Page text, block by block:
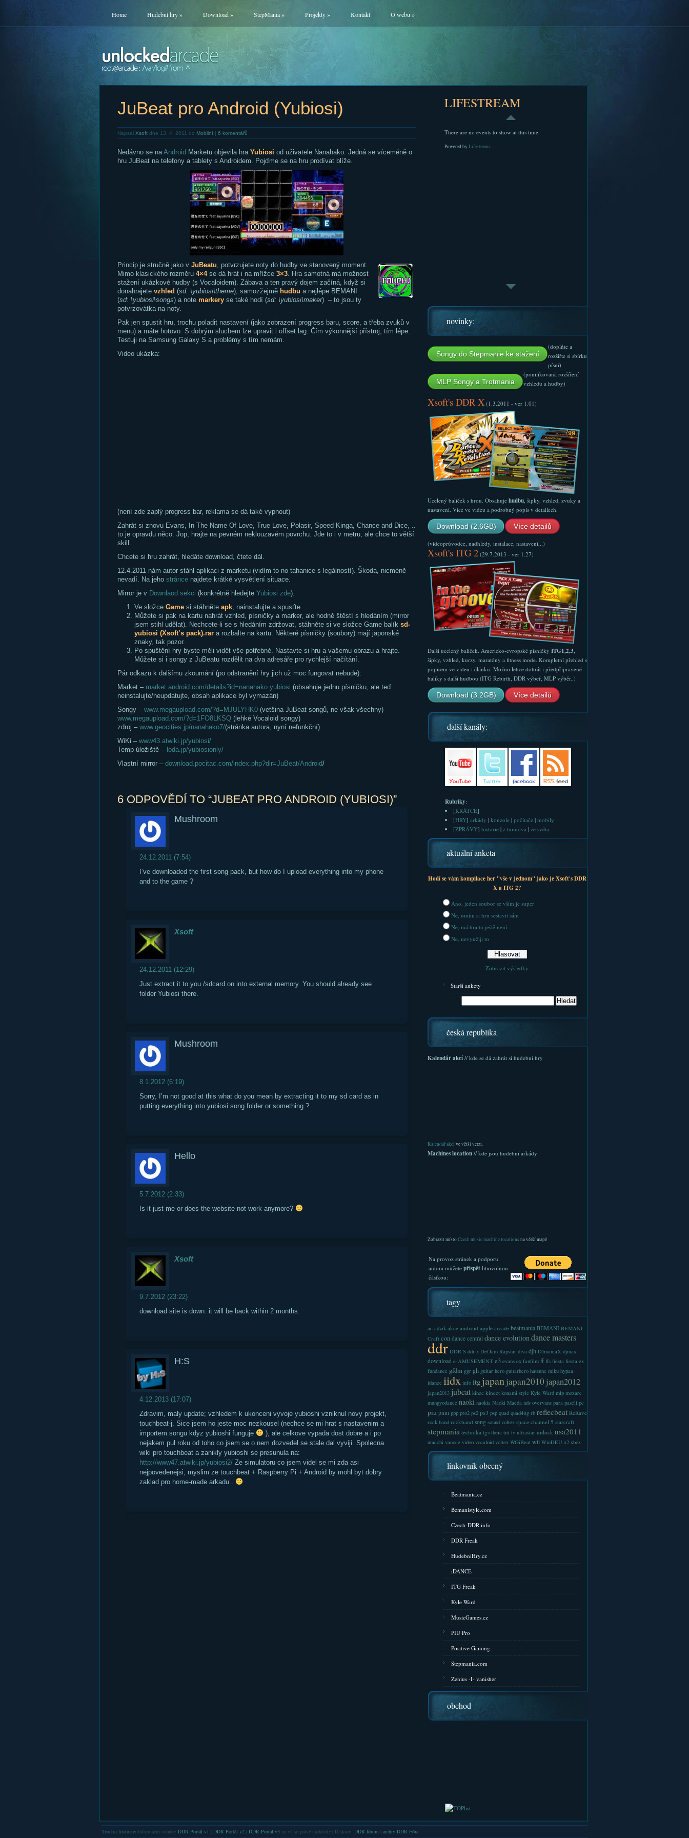
Home Hudební hry» Download» StepMania» Projekty» Kontakt O webu »
JuBeat pro Android (Yubiosi)
Napsal Xsoftdne 13. 4. 2011 do Mobilní| 6 komentářů
Nedávno se naAndroid Marketu objevila hra Yubiosi od uživatele Nanahako. Jedná se víceméně o
hru JuBeat na telefony a tablety s Androidem. Pojďme se na hru prodívat blíže.
Princip je stručně jako v JuBeatu, potvrzujete noty do hudby ve stanovený moment.
Mimo klasického rozměru 4×4se dá hrát i na mřížce 3×3. Hra samotná má možnost
stažení ukázkové hudby (s Vocaloidem). Zábava a ten pravý dojem začíná, když si
donahrajete vzhled (sd: \yubiosi\theme), samozžejmě hudbu a nejlépe BEMANI
(sd: \yubiosi\songs) a note markeryse také hodí (sd: \yubiosi\maker) – to jsou ty
potvrzovátka na noty.
Pak jen spustit hru, trochu poladit nastavení (jako zobrazení progress baru, score, a třeba zvuků v
menu) a máte hotovo. S dobrým sluchem lze upravit i offset lag. Čím výkonnější přístroj, tím lépe.
Testuji na Samsung Galaxy S a problémy s tím nemám.
Video ukázka:
(není zde zaplý progress bar, reklama se dá také vypnout)
Zahrát si znovu Evans, In The Name Of Love, True Love, Polasir, Speed Kinga, Chance and Dice, ..
to je opravdu něco. Jop, hrajte na pevném neklouzavém povrchu. Jde to i v metru, ale chce to větší
skill.
Chcete si hru zahrát, hledáte download, čtete dál.
12.4.2011 nám autor stáhl aplikaci z marketu (vidím to no tahanice s legálností). Škoda, nicméně
nevadí. Na jeho stráncenajdete krátké vysvětlení situace.
Mirror je v Downlaod sekci (konkrétně hledejte Yubiosi zde).
Ve složce Gamesi stáhněte apk, nainstalujte a spusťte.
Můžete si pak na kartu nahrát vzhled, písničky a marker, ale hodně štěstí s hledáním (mirror
jsem stihl udělat). Nechcete-li se s hledáním zdržovat, stáhněte si ve složce Game balík sd-
yubiosi (Xsoft’s pack).rara rozbalte na kartu. Některé písničky (soubory) mají japonské
znaky, tak pozor.
Po spuštění hry byste měli vidět vše potřebné. Nastavte si hru a vašemu obrazu a hrajte.
Můžete si i songy z JuBeatu rozdělit na dva adresáře pro rychlejší načítání.
Pár odkazů k dalšímu zkoumání (po odstranění hry jich už moc fungovat nebude):
Market – market.android.com/details?id=nanahako.yubiosi (obsahuje jednu písničku, ale teď
neinstalujte/neupdatujte, obsah aplikace byl vymazán)
Songy – www.megaupload.com/?d=MJULYHK0(vetšina JuBeat songů, ne však všechny)
www.megaupload.com/?d=1FO8LKSQ(lehké Vocaloid songy)
zdroj – www.geocities.jp/nanahako7/(stránka autora, nyní nefunkční)
WiKi – www43.atwiki.jp/yubiosi/
Temp úložiště – loda.jp/yubiosionly/
Vlastní mirror – download.pocitac.com/index.php?dir=JuBeat/Android/
6 ODPOVĚDÍ TO “JUBEAT PRO ANDROID (YUBIOSI)”
Mushroom
24.12.2011 (7:54)
I’ve downloaded the first song pack, but how do I upload everything into my phone
and to the game ?
Xsoft
24.12.2011 (12:29)
Just extract it to you /sdcard on into external memory. You should already see
folder Yubiosi there.
Mushroom
8.1.2012 (6:19)
Sorry, I’m not good at this what do you mean by extracting it to my sd card as in
putting everything into yubiosi song folder or something ?
Hello
5.7.2012 (2:33)
Is it just me or does the website not work anymore?
Xsoft
9.7.2012 (23:22)
download site is down. it will be back within 2 months.
H:S
4.12.2013 (17:07)
Zdravim, maly update; vzhledem k ukonceni vyvoje yubioshi vzniknul novy projekt,
touchbeat-j. Sice jsem ho jeste moc nezkousel (nechce se mi hrat s nastavenim a
importem songu kdyz yubioshi funguje
), ale celkove vypada dost dobre a i po
nejakem pul roku od toho co jsem se o nem dozvedel se stale dal vyviji. Spolecna
wiki pro touchbeat a zanikly yubioshi se presunula na:
http://www47.atwiki.jp/yubiosi2/Ze simulatoru co jsem videl se mi zda asi
nejpovedenejsi, myslim ze touchbeat + Raspberry Pi + Android by mohl byt dobry
zaklad pro home-made arkadu..
LIFESTREAM
There are no events to show at this time.
Powered by Lifestream.
novinky:
Songy do Stepmanie ke stažení
(doplňte a
rozšiřte si sbírku
písní)
MLP Songy a Trotmania
(ponifikovaná rozšíření
vzhledu a hudby)
Xsoft's DDR X(1.3.2011 - ver 1.01)
Ucelený balíček s hrou. Obsahuje hudbu, šipky, vzhled, zvuky a
nastavení. Více ve videu a podrobný popis v detailech.
Download (2.6GB) Více detailů
(videoprůvodce, nadhledy, instalace, nastavení,..)
Xsoft's ITG 2(29.7.2013 - ver 1.27)
Další ucelený balíček. Americko-evropské písničky ITG1,2,3,
šipky, vzhled, kurzy, maratóny a fitness mode. Kompletní přehled s
popisem ve videu i článku. Možno lehce dohrát i předpřipravené
balíky s další hudbou (ITG Rebirth, DDR výbeř, MLP výběr..)
Download (3.2GB) Více detailů
další kanály:
Rubriky:
[KRÁTCE]
[HRY] arkády | konzole| počítače| mobily
[ZPRÁVY] historie| z homova| ze světa
aktuální anketa
Hodí se vám kompilace her "vše v jednom" jako je Xsoft's DDR
X a ITG 2?
Ano, jeden soubor se vším je super
Ne, umím si hru sestavit sám
Ne, má hra tu ještě není
Ne, nevyužiji to
Zobrazit výsledky
Starší ankety
česká republika
Kalendář akcí// kde se dá zahrát si hudební hry
Kalendář akcíve větší verzi.
Machines location// kde jsou hudební arkády
Zobrazit místoCzech music machine locations na větší mapě
Na provoz stránek a podporu
autora můžete přispětlibovolnou
částkou:
tagy
ac advik akce android apple arcade beatmania BEMANI BEMANI
Craft con dance central dance evolutiondance masters
ddr DDR S ddr x DefJam Rapstar diva djh DJmaniaX djmax
download e-AMUSEMENT e3 evans ex fanfilm ff ffs fiesta fiesta ex
fundance gfdm ggr gh guitar hero guitarhero hatsune miku hypaa
idance iidx info itg japanjapan2010 japan2012
japan2013 jubeat kinec kinect konami style Kyle Ward mlp mozarc
mungyodance naoki naokia Naoki Maeda nds overvans para paseli pc
piu pnm ppp pro2 ps2 ps3 psp quad quad4itg rb reflecbeat ReRave
rock band rockband song sound voltex space channel 5 starcraft
stepmania technika tgs theia tnt tv ultrastar unlock usa2011
utacchi vanoce video vocaloid voltex WGiBeat wii WinDEU x2 xbox
linkovník obecný
Beatmania.cz
Bemanistyle.com
Czech-DDR.info
DDR Freak
HudebniHry.cz
iDANCE
ITG Freak
Kyle Ward
MusicGames.cz
PIU Pro
Positive Gaming
Stepmania.com
Zenius -I- vanisher
obchod
Trocha historie: Informační stránky DDR Portál v1 DDR Portál v2| DDR Portál v3na v4 se právě nacházíte | Diskuze: DDR fórum archiv DDR Fóra